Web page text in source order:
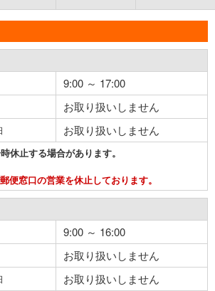
9:00 ～ 17:00
お取り扱いしません
お取り扱いしません
休止する場合があります。
便窓口の営業を休止しております。
9:00 ～ 16:00
お取り扱いしません
お取り扱いしません